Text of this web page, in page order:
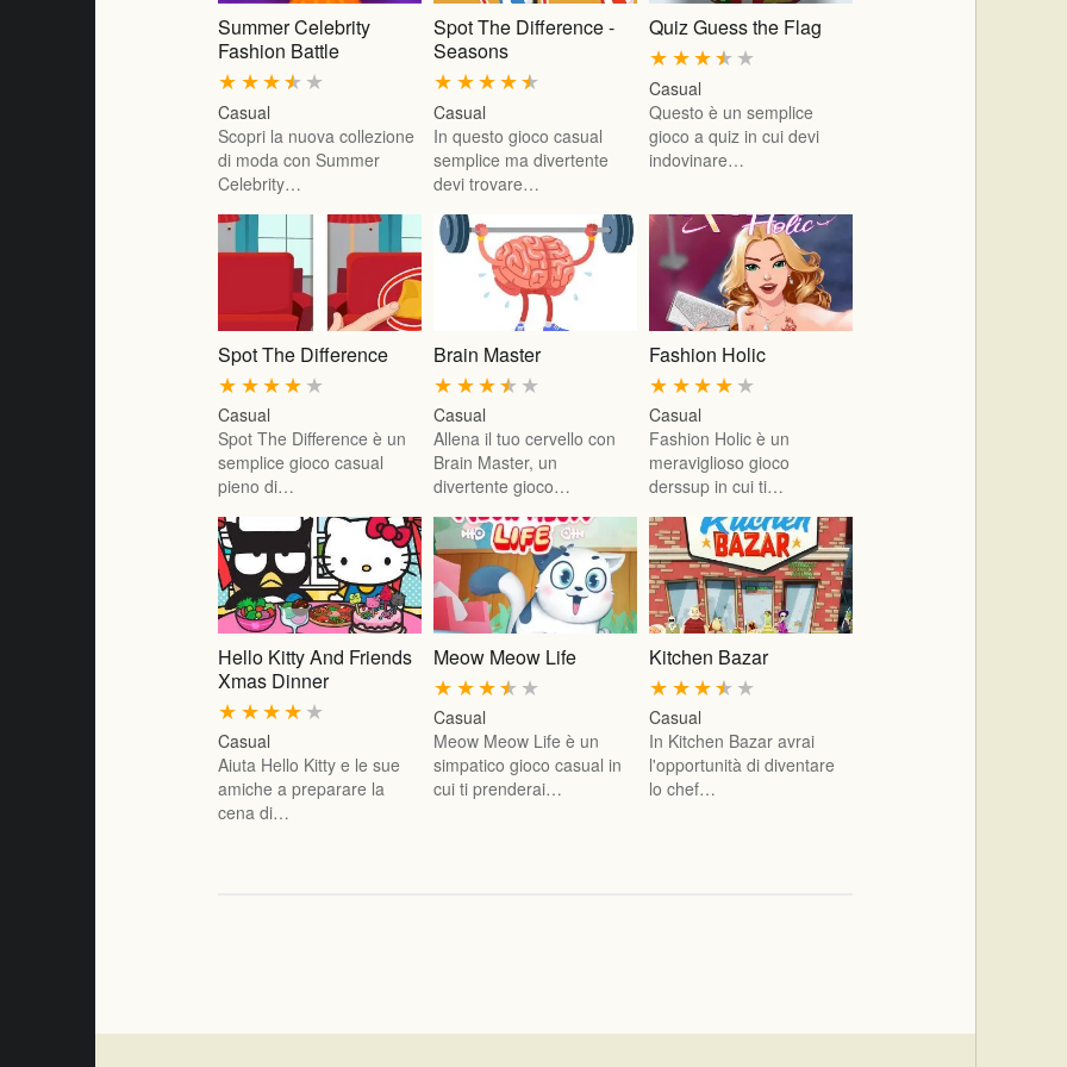
Summer Celebrity
Fashion Battle
★
★
★
★
★
Casual
Scopri la nuova collezione
di moda con Summer
Celebrity…
Spot The Difference -
Seasons
★
★
★
★
★
Casual
In questo gioco casual
semplice ma divertente
devi trovare…
Quiz Guess the Flag
★
★
★
★
★
Casual
Questo è un semplice
gioco a quiz in cui devi
indovinare…
Spot The Difference
★
★
★
★
★
Casual
Spot The Difference è un
semplice gioco casual
pieno di…
Brain Master
★
★
★
★
★
Casual
Allena il tuo cervello con
Brain Master, un
divertente gioco…
Fashion Holic
★
★
★
★
★
Casual
Fashion Holic è un
meraviglioso gioco
derssup in cui ti…
Hello Kitty And Friends
Xmas Dinner
★
★
★
★
★
Casual
Aiuta Hello Kitty e le sue
amiche a preparare la
cena di…
Meow Meow Life
★
★
★
★
★
Casual
Meow Meow Life è un
simpatico gioco casual in
cui ti prenderai…
Kitchen Bazar
★
★
★
★
★
Casual
In Kitchen Bazar avrai
l'opportunità di diventare
lo chef…